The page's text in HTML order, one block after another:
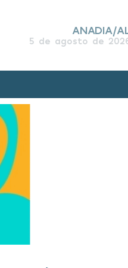
ANADIA/
5 de agosto de